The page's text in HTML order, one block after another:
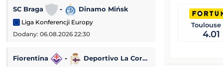
SC Braga - Dinamo Mińsk
Liga Konferencji Europy
Dodany: 06.08.2026 22:30
Fiorentina - Deportivo La Coruña
Dynamo Kijów
Liga Konferencji
Dodany: 06.08.2026
Toulouse
4.01